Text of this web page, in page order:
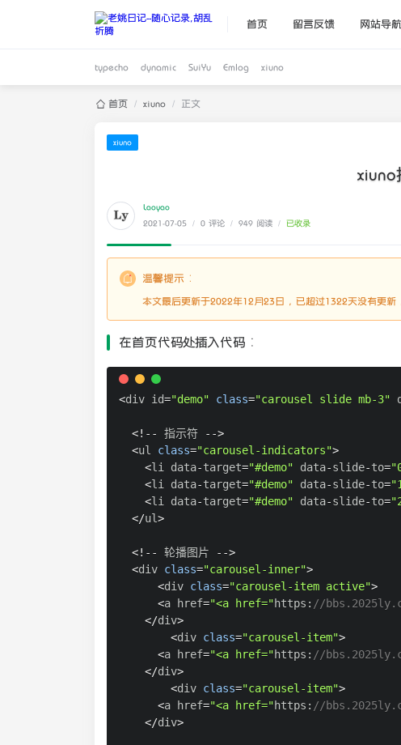
首页 留言反馈 网站导航
typecho dynamic SuiYu Emlog xiuno
首页 / xiuno / 正文
xiuno
Laoyao
2021-07-05 / 0 评论 / 949 阅读 / 已收录
温馨提示：
本文最后更新于2022年12月23日，已超过1322天没有更新
在首页代码处插入代码：
<div id="demo" class="carousel slide mb-3"
<! -- 指示符 -->
<ul class="carousel-indicators">
<li data-target="#demo" data-slide-to=
<li data-target="#demo" data-slide-to=
<li data-target="#demo" data-slide-to=
</ul>
<! -- 轮播图片 -->
<div class="carousel-inner">
<div class="carousel-item active">
<a href="<a href="https : //
</div>
<div class="carousel-item">
<a href="<a href="https : //
</div>
<div class="carousel-item">
<a href="<a href="https : //
</div>